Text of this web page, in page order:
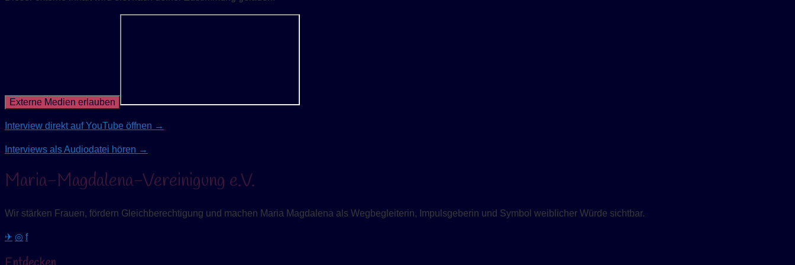
Externe Medien erlauben
Interview direkt auf YouTube öffnen →
Interviews als Audiodatei hören →
Maria-Magdalena-Vereinigung e.V.
Wir stärken Frauen, fördern Gleichberechtigung und machen Maria Magdalena als Wegbegleiterin, Impulsgeberin und Symbol weiblicher Würde sichtbar.
✈ ◎ f